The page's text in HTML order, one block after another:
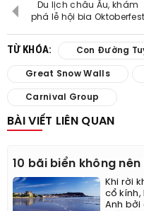
Du lịch châu Âu, khám
phá lễ hội bia Oktoberfest
TỪ KHÓA: Con Đường
Great Snow Walls
Carnival Group
BÀI VIẾT LIÊN QUAN
10 bãi biển không
Khi rời
cổ kính,
Anh bởi